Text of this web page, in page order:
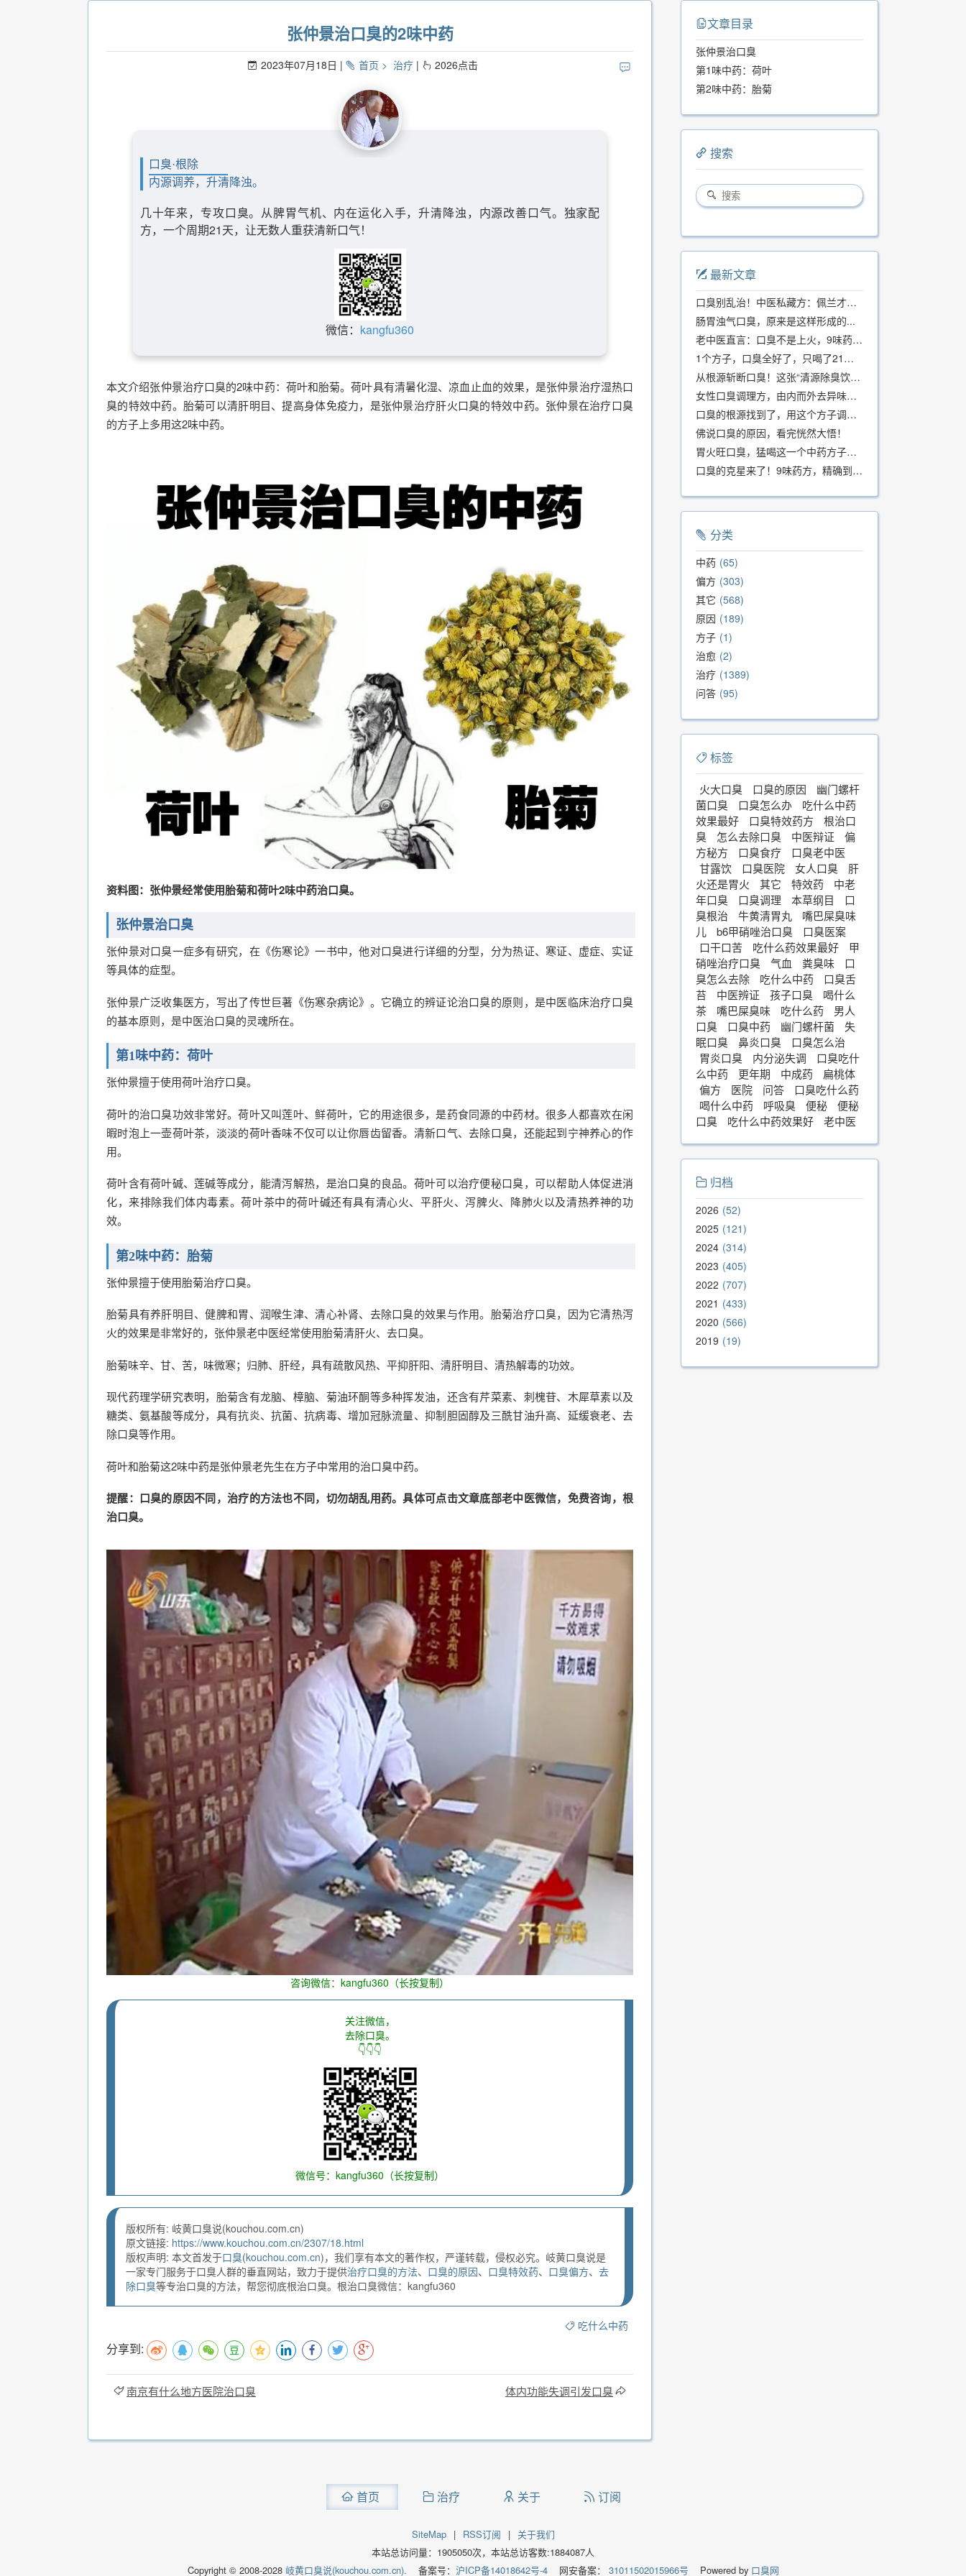
张仲景治口臭的2味中药
2023年07月18日 首页 治疗 2026点击
口臭·根除
内源调养，升清降浊。
几十年来，专攻口臭。从脾胃气机、内在运化入手，升清降浊，内源改善口气。独家配
方，一个周期21天，让无数人重获清新口气！
微信： kangfu360
本文介绍张仲景治疗口臭的2味中药：荷叶和胎菊。荷叶具有清暑化湿、凉血止血的效果，是张仲景治疗湿热口
臭的特效中药。胎菊可以清肝明目、提高身体免疫力，是张仲景治疗肝火口臭的特效中药。张仲景在治疗口臭
的方子上多用这2味中药。
资料图：张仲景经常使用胎菊和荷叶2味中药治口臭。
张仲景治口臭
张仲景对口臭一症多有研究，在《伤寒论》一书中，他对口臭进行详细的分型，分为热证、寒证、虚症、实证
等具体的症型。
张仲景广泛收集医方，写出了传世巨著《伤寒杂病论》。它确立的辨证论治口臭的原则，是中医临床治疗口臭
的基本原则，是中医治口臭的灵魂所在。
第1味中药：荷叶
张仲景擅于使用荷叶治疗口臭。
荷叶的治口臭功效非常好。荷叶又叫莲叶、鲜荷叶，它的用途很多，是药食同源的中药材。很多人都喜欢在闲
暇时泡上一壶荷叶茶，淡淡的荷叶香味不仅可以让你唇齿留香。清新口气、去除口臭，还能起到宁神养心的作
用。
荷叶含有荷叶碱、莲碱等成分，能清泻解热，是治口臭的良品。荷叶可以治疗便秘口臭，可以帮助人体促进消
化，来排除我们体内毒素。荷叶茶中的荷叶碱还有具有清心火、平肝火、泻脾火、降肺火以及清热养神的功
效。
第2味中药：胎菊
张仲景擅于使用胎菊治疗口臭。
胎菊具有养肝明目、健脾和胃、润喉生津、清心补肾、去除口臭的效果与作用。胎菊治疗口臭，因为它清热泻
火的效果是非常好的，张仲景老中医经常使用胎菊清肝火、去口臭。
胎菊味辛、甘、苦，味微寒；归肺、肝经，具有疏散风热、平抑肝阳、清肝明目、清热解毒的功效。
现代药理学研究表明，胎菊含有龙脑、樟脑、菊油环酮等多种挥发油，还含有芹菜素、刺槐苷、木犀草素以及
糖类、氨基酸等成分，具有抗炎、抗菌、抗病毒、增加冠脉流量、抑制胆固醇及三酰甘油升高、延缓衰老、去
除口臭等作用。
荷叶和胎菊这2味中药是张仲景老先生在方子中常用的治口臭中药。
提醒：口臭的原因不同，治疗的方法也不同，切勿胡乱用药。具体可点击文章底部老中医微信，免费咨询，根
治口臭。
咨询微信：kangfu360（长按复制）
关注微信，
去除口臭。
👇👇👇
微信号：kangfu360（长按复制）
版权所有: 岐黄口臭说(kouchou.com.cn)
原文链接: https://www.kouchou.com.cn/2307/18.html
版权声明: 本文首发于口臭(kouchou.com.cn)，我们享有本文的著作权，严谨转载，侵权必究。岐黄口臭说是
一家专门服务于口臭人群的垂直网站，致力于提供治疗口臭的方法、 口臭的原因、 口臭特效药、 口臭偏方、 去
除口臭等专治口臭的方法，帮您彻底根治口臭。根治口臭微信：kangfu360
吃什么中药
分享到:
南京有什么地方医院治口臭 体内功能失调引发口臭
文章目录
张仲景治口臭
第1味中药：荷叶
第2味中药：胎菊
搜索
最新文章
口臭别乱治！中医私藏方：佩兰才是口气克星，喝一周就清爽
肠胃浊气口臭，原来是这样形成的...
老中医直言：口臭不是上火，9味药食同源方，21天根除不反复
1个方子，口臭全好了，只喝了21天！
从根源斩断口臭！这张“清源除臭饮”方子，我用了几十年，效果真不错
女性口臭调理方，由内而外去异味，女性体质专用！
口臭的根源找到了，用这个方子调理，21天口吐芬芳！
佛说口臭的原因，看完恍然大悟！
胃火旺口臭，猛喝这一个中药方子就好了！
口臭的克星来了！9味药方，精确到克、药食同源、安全有效，速看！
分类
中药 65
偏方 303
其它 568
原因 189
方子 1
治愈 2
治疗 1389
问答 95
标签
火大口臭 口臭的原因
幽门螺杆
菌口臭
口臭怎么办
吃什么中药
效果最好
口臭特效药方
根治口
臭
怎么去除口臭 中医辩证
偏
方秘方
口臭食疗
口臭老中医
甘露饮
口臭医院 女人口臭
肝
火还是胃火
其它 特效药
中老
年口臭
口臭调理 本草纲目
口
臭根治
牛黄清胃丸
嘴巴屎臭味
儿
b6甲硝唑治口臭
口臭医案
口干口苦
吃什么药效果最好
甲
硝唑治疗口臭
气血 粪臭味
口
臭怎么去除
吃什么中药
口臭舌
苔
中医辨证 孩子口臭
喝什么
茶
嘴巴屎臭味 吃什么药
男人
口臭
口臭中药 幽门螺杆菌
失
眠口臭
鼻炎口臭
口臭怎么治
胃炎口臭
内分泌失调
口臭吃什
么中药
更年期 中成药
扁桃体
偏方
医院 问答
口臭吃什么药
喝什么中药
呼吸臭 便秘
便秘
口臭
吃什么中药效果好 老中医
归档
2026 52
2025 121
2024 314
2023 405
2022 707
2021
433
2020 566
2019 19
首页 治疗 关于 订阅
SiteMap | RSS订阅 |
关于我们
本站总访问量： 1905050次，本站总访客数:1884087人
Copyright © 2008-2028 岐黄口臭说(kouchou.com.cn). 备案号： 沪ICP备14018642号-4 网安备案： 31011502015966号 Powered by口臭网